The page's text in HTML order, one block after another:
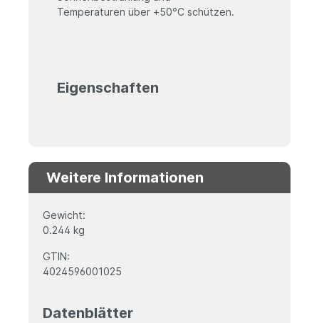
Temperaturen über +50°C schützen.
Eigenschaften
Weitere Informationen
Gewicht:
0.244 kg
GTIN:
4024596001025
Datenblätter